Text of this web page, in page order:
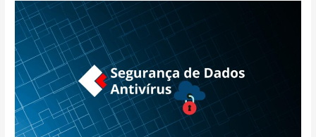
Os
Melhores
Antivírus